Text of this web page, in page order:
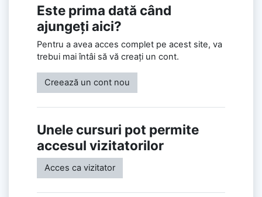
Este prima dată când
ajungeți aici?
Pentru a avea acces complet pe acest site, va
trebui mai întâi să vă creaţi un cont.
Creează un cont nou
Unele cursuri pot permite
accesul vizitatorilor
Acces ca vizitator